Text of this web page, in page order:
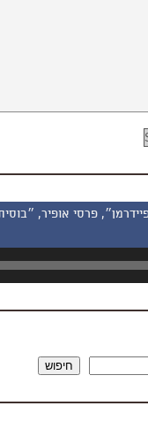
505: ״ספיידרמן״, פרסי אופיר,
חיפוש